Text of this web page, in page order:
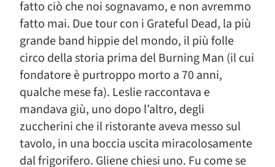
fatto ciò che noi sognavamo, e non avremmo
fatto mai. Due tour con i Grateful Dead, la più
grande band hippie del mondo, il più folle
circo della storia prima del Burning Man (il cui
fondatore è purtroppo morto a 70 anni,
qualche mese fa). Leslie raccontava e
mandava giù, uno dopo l’altro, degli
zuccherini che il ristorante aveva messo sul
tavolo, in una boccia uscita miracolosamente
dal frigorifero. Gliene chiesi uno. Fu come se